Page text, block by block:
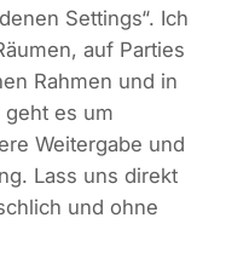
Settings“. Ich
auf Parties
Rahmen und in
es um
Weitergabe und
Lass uns direkt
und ohne